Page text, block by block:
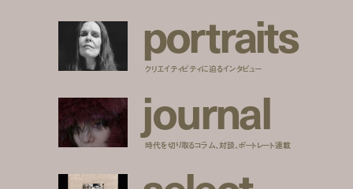
portraits
クリエイティビティに迫るインタビュー
journal
時代を切り取るコラム、対談、ポートレート連載